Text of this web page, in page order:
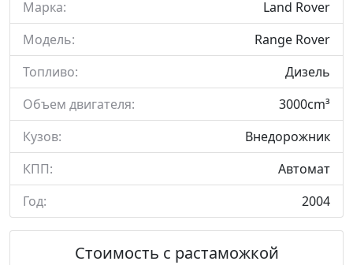
Марка:
Land Rover
Модель:
Range Rover
Топливо:
Дизель
Объем двигателя:
3000cm³
Кузов:
Внедорожник
КПП:
Автомат
Год:
2004
Стоимость с растаможкой